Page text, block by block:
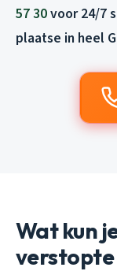
57 30voor 24/7
plaatse in heel
Wat kun